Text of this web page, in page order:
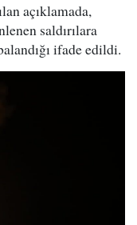
açıklamada,
saldırılara
ifade edildi.